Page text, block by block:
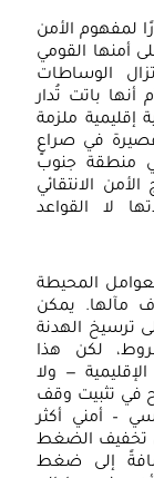
لمفهوم الأمن
أمنها القومي
الوساطات
أنها باتت تُدار
إقليمية ملزمة
قصيرة في صراعٍ
منطقة جنوب
الانتقائي
لا القواعد
المحيطة
مآلها. يمكن
ترسيخ الهدنة
لكن هذا
— ولا
في تثبيت وقف
– أمني أكثر
تخفيف الضغط
إلى ضغط